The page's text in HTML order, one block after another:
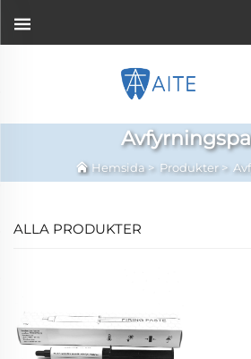
Hemsida> Produkter>
ALLA PRODUKTER